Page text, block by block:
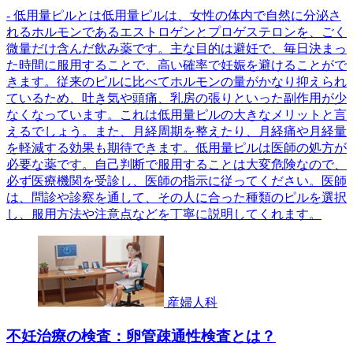
- 低用量ピルとは低用量ピルは、女性の体内で自然に分泌さ
れるホルモンであるエストロゲンとプロゲステロンを、ごく
微量だけ含んだ飲み薬です。主な目的は避妊で、毎日決まっ
た時間に服用することで、高い確率で妊娠を避けることがで
きます。従来のピルに比べてホルモンの量がかなり抑えられ
ているため、吐き気や頭痛、乳房の張りといった副作用が少
なくなっています。これは低用量ピルの大きなメリットと言
えるでしょう。また、月経周期を整えたり、月経痛や月経量
を軽減する効果も期待できます。低用量ピルは医師の処方が
必要な薬です。自己判断で服用することは大変危険なので、
必ず医療機関を受診し、医師の指示に従ってください。医師
は、問診や診察を通して、その人に合った種類のピルを選択
し、服用方法や注意点などを丁寧に説明してくれます。
産婦人科
不妊治療の検査：卵管疎通性検査とは？